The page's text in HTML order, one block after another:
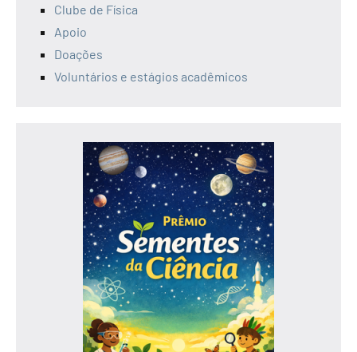
Clube de Física
Apoio
Doações
Voluntários e estágios acadêmicos